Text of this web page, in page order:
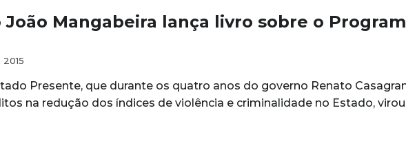
João Mangabeira lança livro sobre o
Presente, que durante os quatro anos do governo Renato
na redução dos índices de violência e criminalidade no Estado,